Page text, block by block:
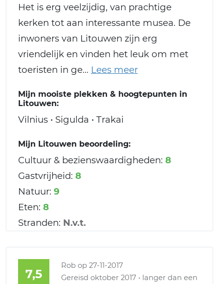
Het is erg veelzijdig, van prachtige
kerken tot aan interessante musea. De
inwoners van Litouwen zijn erg
vriendelijk en vinden het leuk om met
toeristen in ge
Mijn mooiste plekken & hoogtepunten in
Litouwen:
Vilnius • Sigulda • Trakai
Mijn Litouwen beoordeling:
Cultuur & bezienswaardigheden: 8
Gastvrijheid: 8
Natuur: 9
Eten: 8
Stranden: N.v.t.
7,5
Rob op 27-11-2017
Gereisd oktober 2017 • langer dan een